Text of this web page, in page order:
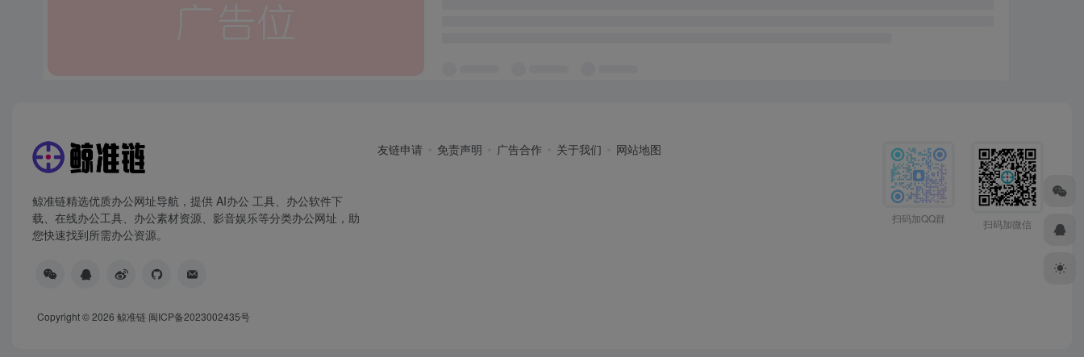
鲸准链精选优质办公网址导航，提供 AI办公 工具、办公软件下
载、在线办公工具、办公素材资源、影音娱乐等分类办公网址，助
您快速找到所需办公资源。
友链申请 免责声明 广告合作 关于我们 网站地图
扫码加QQ群 扫码加微信
Copyright © 2026 鲸准链 闽ICP备2023002435号